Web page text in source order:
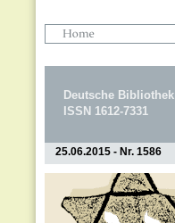
Deutsche Bibliothek
ISSN 1612-7331
25.06.2015 - Nr. 1586